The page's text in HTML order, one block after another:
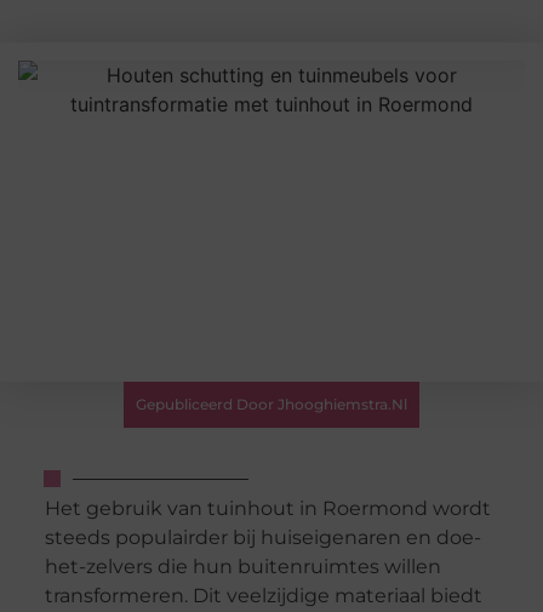
Gepubliceerd Door Jhooghiemstra.nl
Het gebruik van tuinhout in Roermond wordt
steeds populairder bij huiseigenaren en doe-
het-zelvers die hun buitenruimtes willen
transformeren. Dit veelzijdige materiaal biedt